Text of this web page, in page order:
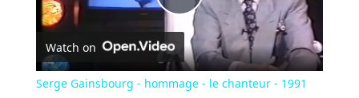
Play
Video
Watch on
Serge Gainsbourg - hommage - le chanteur - 1991